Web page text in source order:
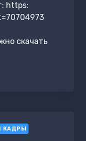
https:
скачать
КАДРЫ